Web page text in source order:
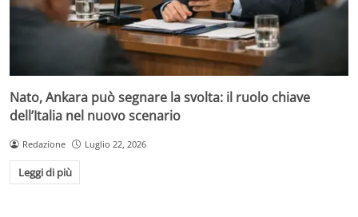
Nato, Ankara può segnare la svolta: il ruolo chiave
dell’Italia nel nuovo scenario
Redazione Luglio 22, 2026
Leggi di più